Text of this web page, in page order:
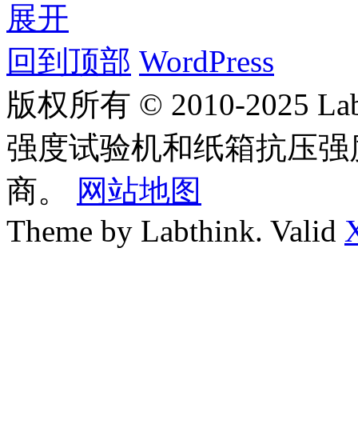
展开
回到顶部 WordPress
版权所有 © 2010-2025
强度试验机和纸箱抗压
商。
网站地图
Theme by Labthink. Valid